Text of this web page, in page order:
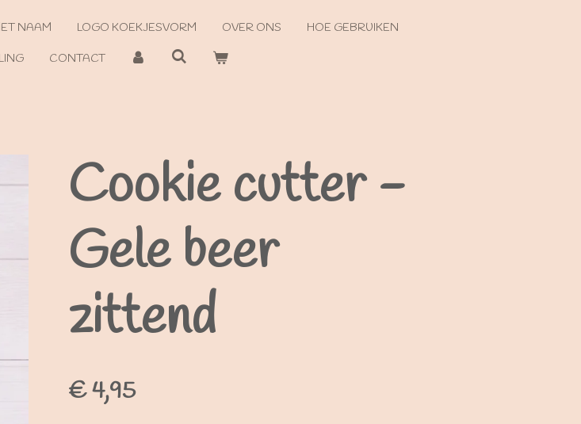
NAAM LOGO KOEKJESVORM OVER ONS HOE GEBRUIKEN
CONTACT
Cookie cutter -
Gele beer
zittend
€ 4,95